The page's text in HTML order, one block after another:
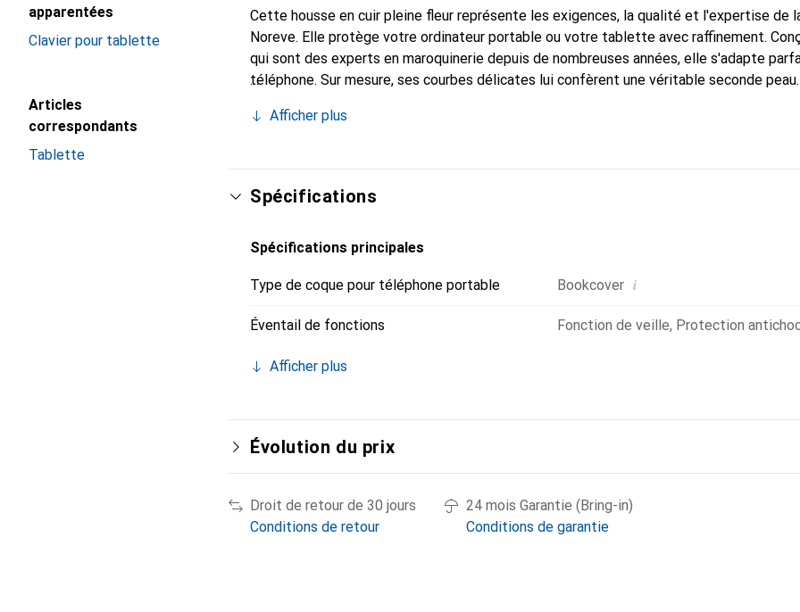
apparentées
Clavier pour tablette
Articles
correspondants
Tablette
Cette housse en cuir pleine fleur représente les exigences, la qualité et l'expertise de
Noreve. Elle protège votre ordinateur portable ou votre tablette avec raffinement.
qui sont des experts en maroquinerie depuis de nombreuses années, elle s'adapte
téléphone. Sur mesure, ses courbes délicates lui confèrent une véritable seconde
l'international pour ses produits de haute qualité, la marque Noreve est un choix sûr
Afficher plus
Spécifications
Spécifications principales
Type de coque pour téléphone portable Bookcover i
Éventail de fonctions Fonction de veille, Protection
Afficher plus
Évolution du prix
Droit de retour de 30 jours
Conditions de retour
24 mois Garantie (Bring-in)
Conditions de garantie